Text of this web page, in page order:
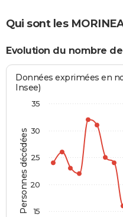
Qui sont les
Evolution du nombre de
Personnes décédées
Données exprimées en
Insee)
15
20
25
30
35